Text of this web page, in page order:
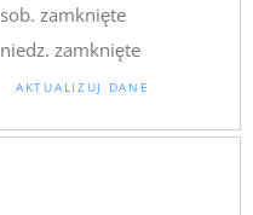
sob. zamknięte
niedz. zamknięte
AKTUALIZUJ DANE